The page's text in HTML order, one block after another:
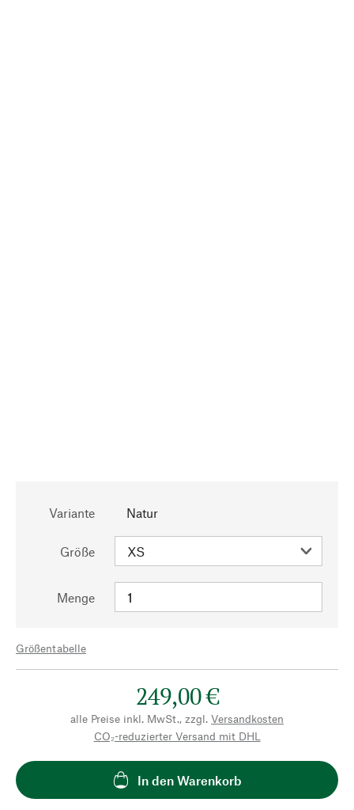
Variante Natur
Größe
Menge
Größentabelle
249,00 €
alle Preise inkl. MwSt., zzgl. Versandkosten
CO₂-reduzierter Versand mit DHL
In den Warenkorb